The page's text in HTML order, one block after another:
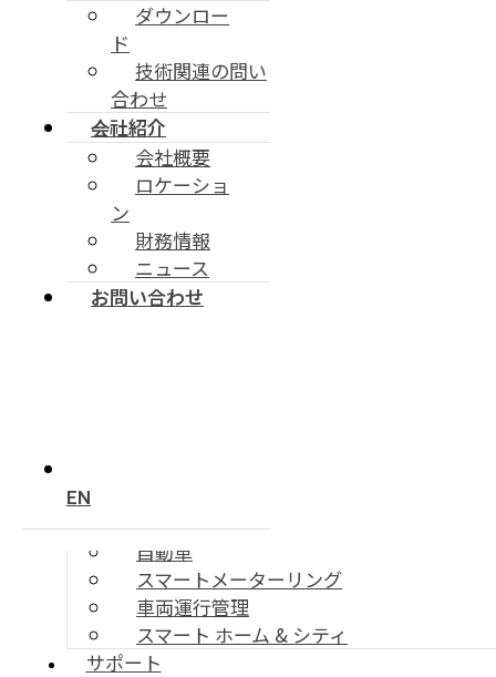
製品
アプリケーション
自動車
スマートメーターリング
車両運行管理
スマート ホーム & シティ
サポート
ダウンロー
ド
技術関連の問い
合わせ
会社紹介
会社概要
ロケーショ
ン
財務情報
ニュース
お問い合わせ
EN
MODULELGA, M.2などの多様なフォームフ
ァクタをサポートするLTE/3G/2G M2Mモジュー
ッカーなどの多様なデータ製品